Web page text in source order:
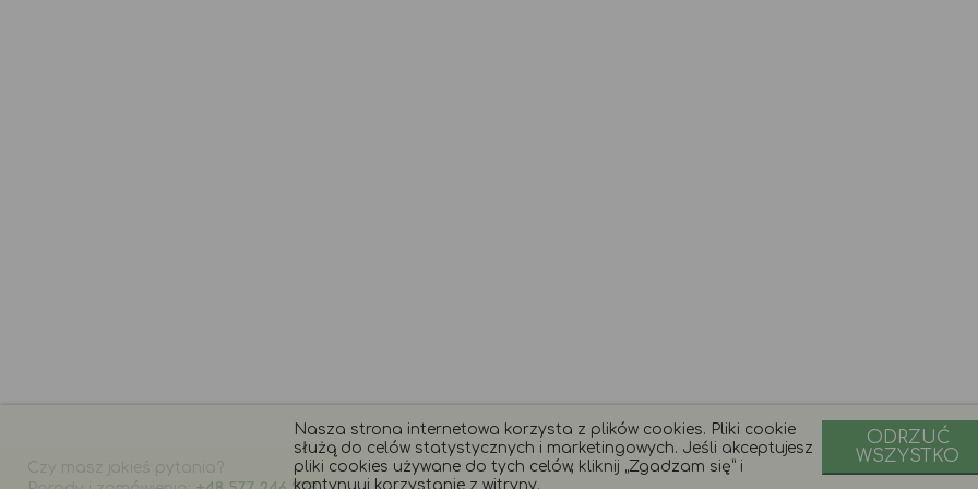
Nasza strona internetowa korzysta z plików cookies. Pliki cookie
służą do celów statystycznych i marketingowych. Jeśli akceptujesz
pliki cookies używane do tych celów, kliknij „Zgadzam się” i
kontynuuj korzystanie z witryny.
ODRZUĆ
WSZYSTKO